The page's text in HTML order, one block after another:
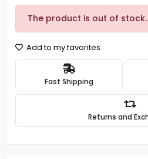
The product is out of stock.
Add to my favorites
Fast Shipping
Returns and